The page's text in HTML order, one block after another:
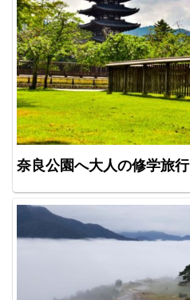
奈良公園へ大人の修学旅行